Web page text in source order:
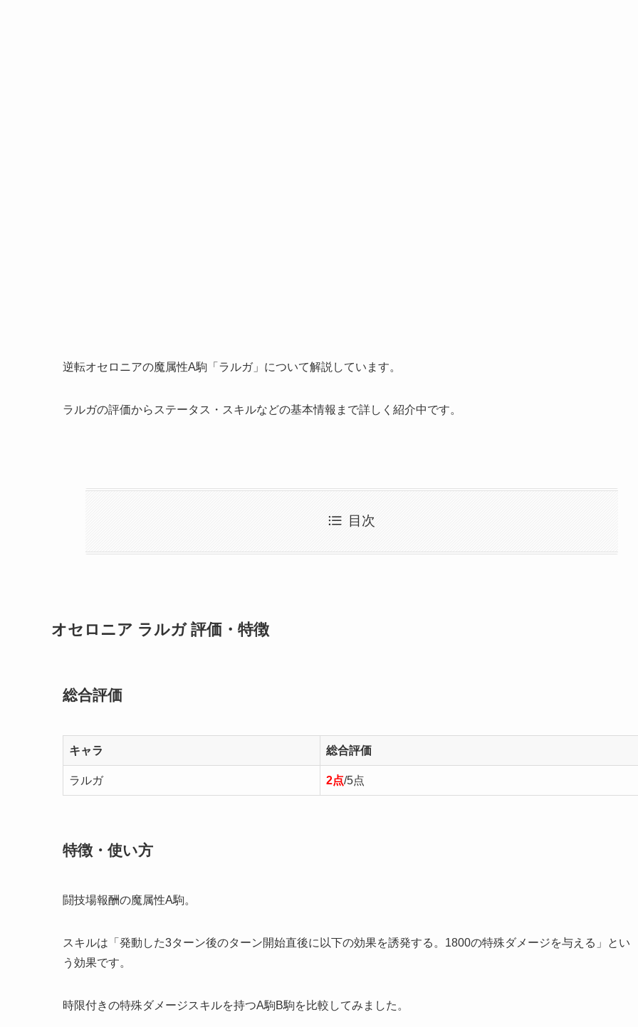
逆転オセロニアの魔属性A駒「ラルガ」について解説しています。
ラルガの評価からステータス・スキルなどの基本情報まで詳しく紹介中です。
目次
オセロニア ラルガ 評価・特徴
総合評価
キャラ 総合評価
ラルガ 2点/5点
特徴・使い方
闘技場報酬の魔属性A駒。
スキルは「発動した3ターン後のターン開始直後に以下の効果を誘発する。1800の特殊ダメージを与える」とい
う効果です。
時限付きの特殊ダメージスキルを持つA駒B駒を比較してみました。